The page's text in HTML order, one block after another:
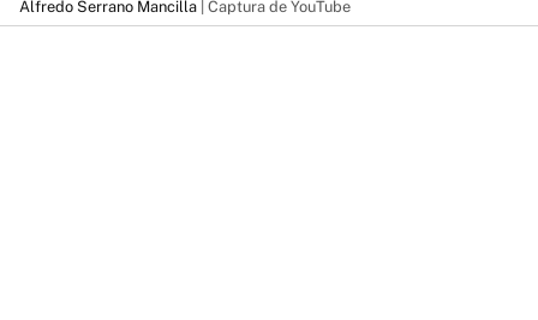
Alfredo Serrano Mancilla | Captura de YouTube